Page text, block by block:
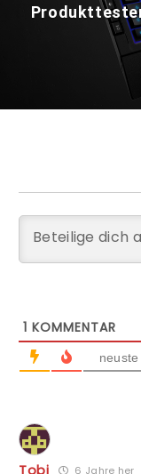
1 KOMMENTAR
neuste
Tobi 6 Jahre her